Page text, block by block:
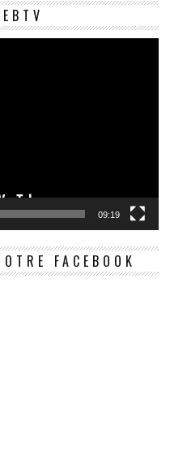
09:19
FACEBOOK